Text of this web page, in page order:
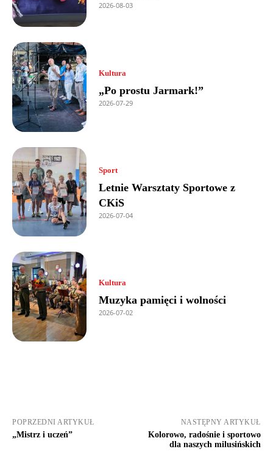
2026-08-03
Kultura
„Po prostu Jarmark!”
2026-07-29
Sport
Letnie Warsztaty Sportowe z
CKiS
2026-07-04
Kultura
Muzyka pamięci i wolności
2026-07-02
POPRZEDNI ARTYKUŁ
„Mistrz i uczeń”
NASTĘPNY ARTYKUŁ
Kolorowo, radośnie i sportowo
dla naszych milusińskich